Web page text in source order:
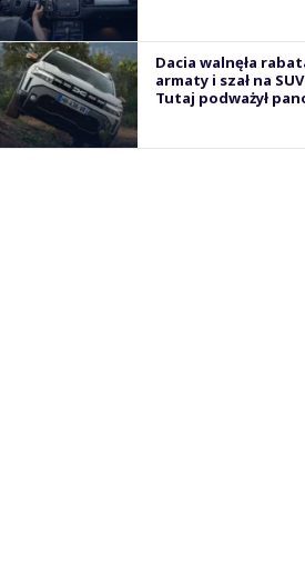
Dacia walnęła
armaty i szał na
Tutaj podważył